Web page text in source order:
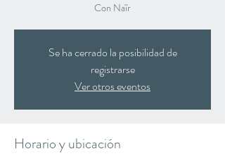
Con Naïr
Se ha cerrado la posibilidad de
registrarse
Ver otros eventos
Horario y ubicación